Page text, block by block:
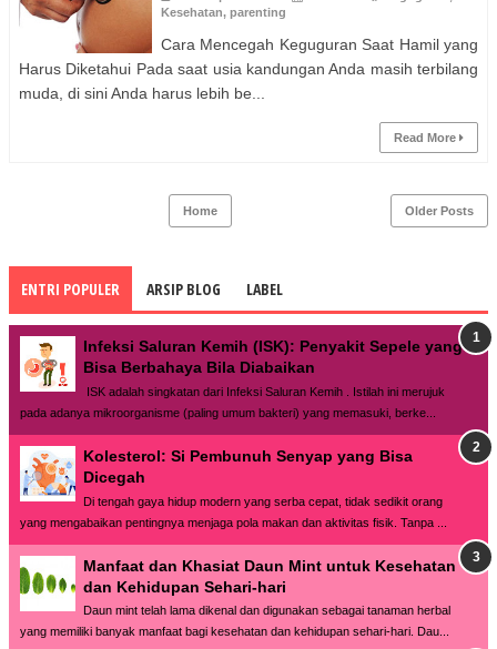
Kesehatan, parenting
Cara Mencegah Keguguran Saat Hamil yang
Harus Diketahui Pada saat usia kandungan Anda masih terbilang
muda, di sini Anda harus lebih be...
Read More
Older Posts
Home
ENTRI POPULER ARSIP BLOG LABEL
Infeksi Saluran Kemih (ISK): Penyakit Sepele yang
Bisa Berbahaya Bila Diabaikan
ISK adalah singkatan dari Infeksi Saluran Kemih . Istilah ini merujuk
pada adanya mikroorganisme (paling umum bakteri) yang memasuki, berke...
Kolesterol: Si Pembunuh Senyap yang Bisa
Dicegah
Di tengah gaya hidup modern yang serba cepat, tidak sedikit orang
yang mengabaikan pentingnya menjaga pola makan dan aktivitas fisik. Tanpa ...
Manfaat dan Khasiat Daun Mint untuk Kesehatan
dan Kehidupan Sehari-hari
Daun mint telah lama dikenal dan digunakan sebagai tanaman herbal
yang memiliki banyak manfaat bagi kesehatan dan kehidupan sehari-hari. Dau...